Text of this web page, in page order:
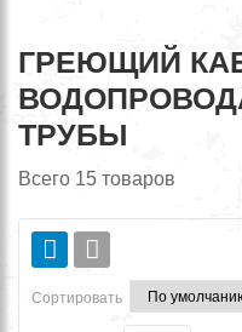
ГРЕЮЩИЙ
ТРУБЫ
Всего 15 товаров
Сортировать